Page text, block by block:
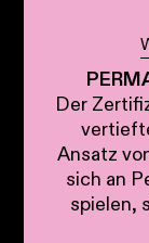
Der
Ansatz
sich an
spielen,